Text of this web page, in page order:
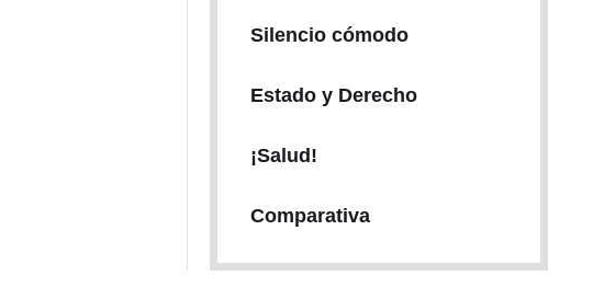
Silencio cómodo
Estado y Derecho
¡Salud!
Comparativa